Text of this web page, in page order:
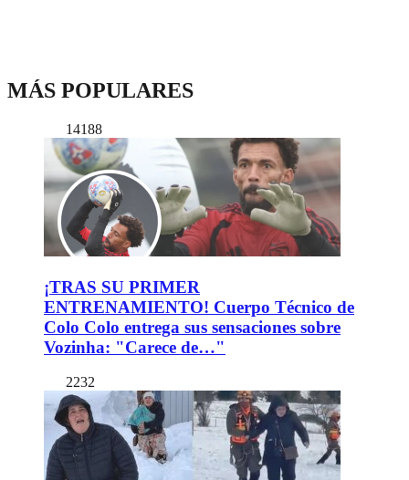
MÁS POPULARES
14188
¡TRAS SU PRIMER
ENTRENAMIENTO! Cuerpo Técnico de
Colo Colo entrega sus sensaciones sobre
Vozinha: "Carece de…"
2232